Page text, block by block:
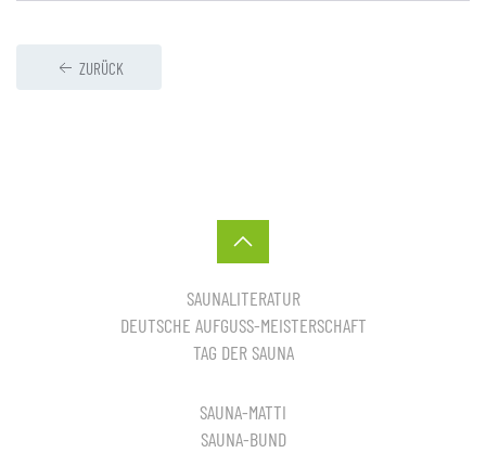
ZURÜCK
SAUNALITERATUR
DEUTSCHE AUFGUSS-MEISTERSCHAFT
TAG DER SAUNA
SAUNA-MATTI
SAUNA-BUND